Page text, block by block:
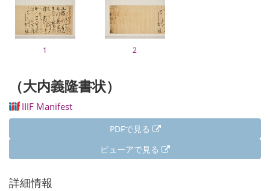
1 2
（大内義隆書状）
IIIF Manifest
PDFで見る
ビューアで見る
詳細情報